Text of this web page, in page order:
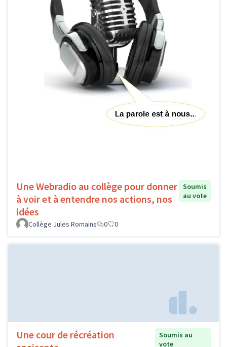
Une Webradio au collège pour donner
à voir et à entendre nos actions, nos
idées
Soumis
au vote
Collège Jules Romains 0 0
Une cour de récréation
Soumis au
vote